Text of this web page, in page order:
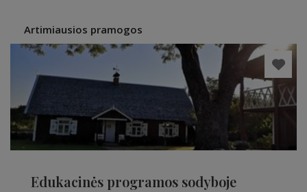
Artimiausios pramogos
Edukacinės programos sodyboje